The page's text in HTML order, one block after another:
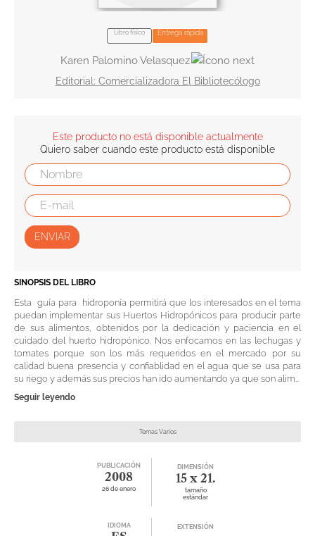
Libro físico Entrega rápida
Karen Palomino Velasquez
Comercializadora El Bibliotecólogo
Este producto no está disponible actualmente
Quiero saber cuando este producto está disponible
ENVIAR
SINOPSIS DEL LIBRO
Esta guía para hidroponía permitirá que los interesados en el tema
puedan implementar sus Huertos Hidropónicos para producir parte
de sus alimentos, obtenidos por la dedicación y paciencia en el
cuidado del huerto hidropónico. Nos enfocamos en las lechugas y
tomates porque son los más requeridos en el mercado por su
calidad buena presencia y confiablidad en el agua que se usa para
su riego y además sus precios han ido aumentando ya que son alim...
Seguir leyendo
Temas Varios
PUBLICACIÓN
2008
26 de enero
DIMENSIÓN
15 x 21.
tamaño
estándar
IDIOMA EXTENSIÓN